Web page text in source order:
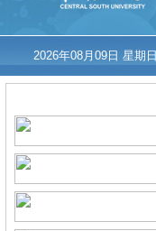
2026年08月09日 星期日